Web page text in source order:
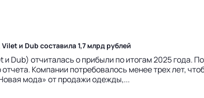
и Dub составила 1,7 млрд рублей
Dub) отчиталась о прибыли по итогам 2025 года.
Компании потребовалось менее трех лет,
мода» от продажи одежды,...